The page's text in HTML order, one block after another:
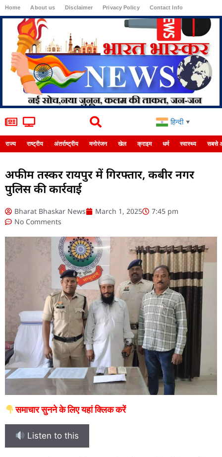
Home About us Disclaimer Privacy Policy Contact Info
हिन्दी ▼
राज्य राष्ट्रीय अंतर्राष्ट्रीय मनोरंजन खेल क्राइम धर्म स्वास्थ्य सबसे
अफीम तस्कर रायपुर में गिरफ्तार, कबीर नगर
पुलिस की कार्रवाई
Bharat Bhaskar News March 1, 2025
7:45 pm
No Comments
समाचार सुनने के लिए यहां क्लिक करें
Listen to this